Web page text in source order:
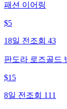
패션 이어링
$5
18일 전 조회 43
판도라 로즈골드
$15
8일 전 조회 111